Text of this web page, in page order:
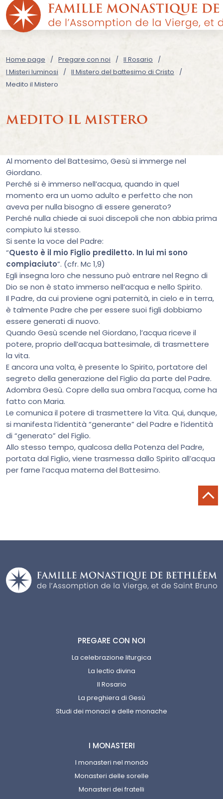
Home page Pregare con noi
Il Rosario
I Misteri luminosi
Il Mistero del battesimo di Cristo
Medito il Mistero
medito il mistero
Al momento del Battesimo, Gesù si immerge nel
Giordano.
Perché si è immerso nell’acqua, quando in quel
momento era un uomo adulto e perfetto che non
aveva per nulla bisogno di essere generato?
Perché nulla chiede ai suoi discepoli che non abbia prima
compiuto lui stesso.
Si sente la voce del Padre:
“Questo è il mio Figlio prediletto. In lui mi sono
compiaciuto”. (cfr. Mc 1,9)
Egli insegna loro che nessuno può entrare nel Regno di
Dio se non è stato immerso nell’acqua e nello Spirito.
Il Padre, da cui proviene ogni paternità, in cielo e in terra,
è talmente Padre che per essere suoi figli dobbiamo
essere generati di nuovo.
Quando Gesù scende nel Giordano, l’acqua riceve il
potere, proprio dell’acqua battesimale, di trasmettere
la vita.
E ancora una volta, è presente lo Spirito, portatore del
segreto della generazione del Figlio da parte del Padre.
Adombra Gesù. Copre della sua ombra l’acqua, come ha
fatto con Maria.
Le comunica il potere di trasmettere la Vita. Qui, dunque,
si manifesta l’identità “generante” del Padre e l’identità
di “generato” del Figlio.
Allo stesso tempo, qualcosa della Potenza del Padre,
portata dal Figlio, viene trasmessa dallo Spirito all’acqua
per farne l’acqua materna del Battesimo.
I MONASTERI
I monasteri nel mondo
Monasteri delle sorelle
Monasteri dei fratelli
PREGARE CON NOI
La celebrazione liturgica
La lectio divina
Il Rosario
La preghiera di Gesù
Studi dei monaci e delle monache